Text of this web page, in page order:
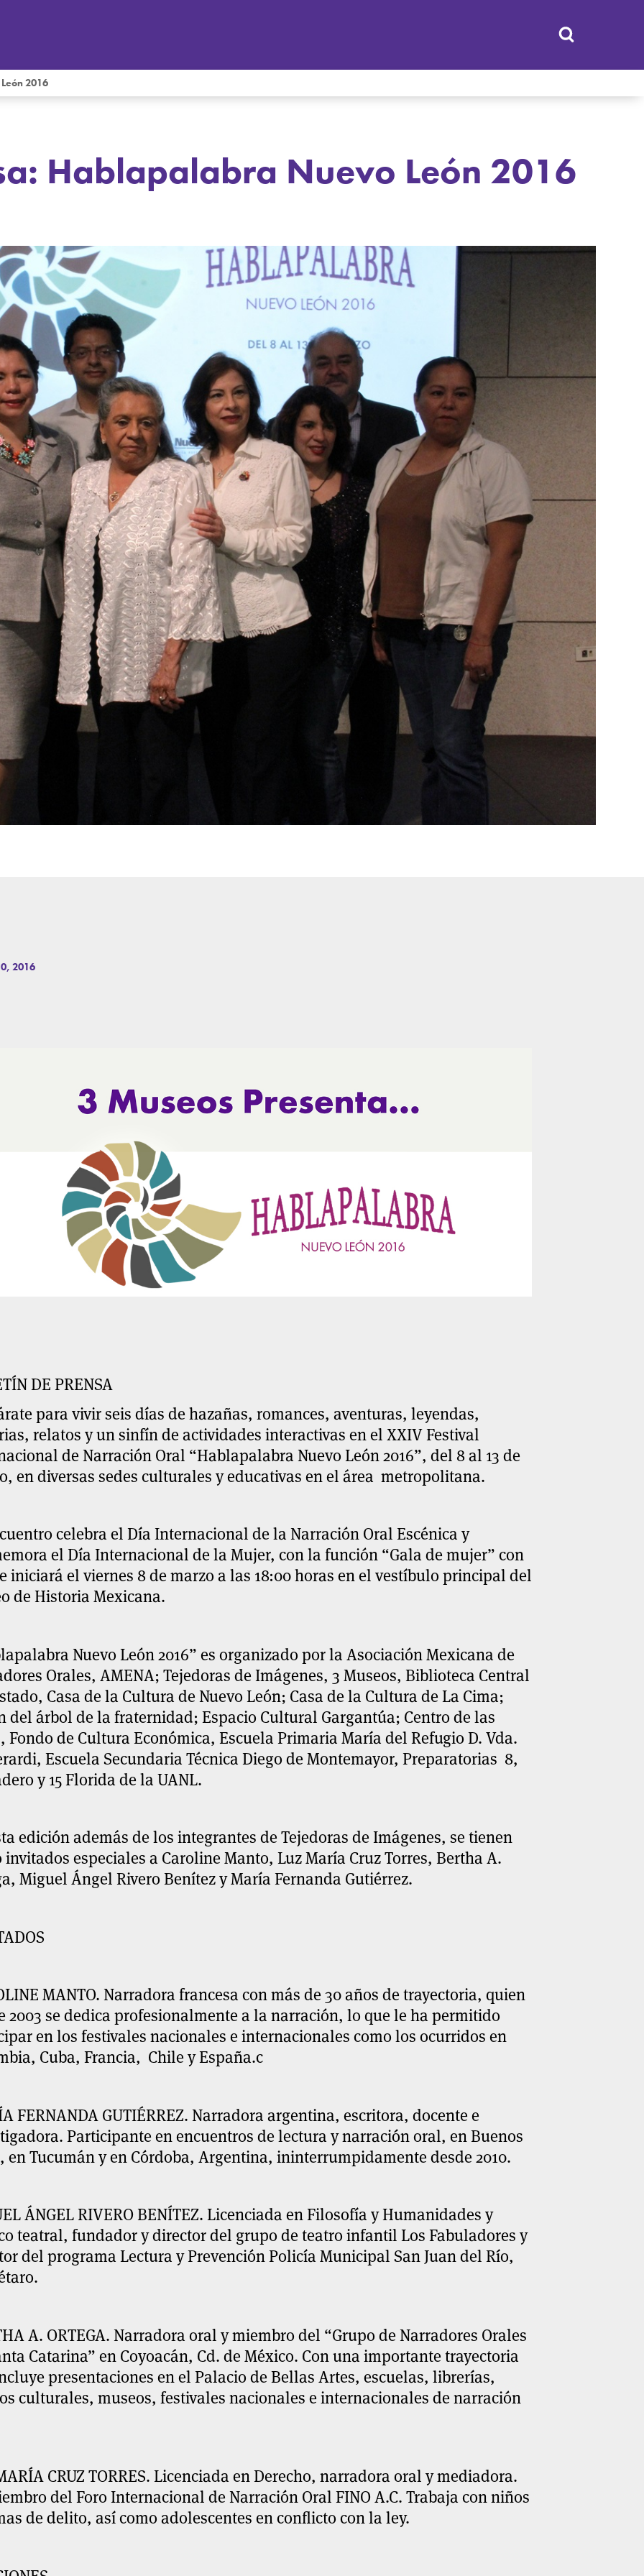
2016
Hablapalabra Nuevo León 2016
2016
DE PRENSA
para vivir seis días de hazañas, romances, aventuras, leyendas,
relatos y un sinfín de actividades interactivas en el XXIV Festival
de Narración Oral “Hablapalabra Nuevo León 2016”, del 8 al 13 de
en diversas sedes culturales y educativas en el área metropolitana.
celebra el Día Internacional de la Narración Oral Escénica y
el Día Internacional de la Mujer, con la función “Gala de mujer” con
iniciará el viernes 8 de marzo a las 18:00 horas en el vestíbulo principal del
de Historia Mexicana.
Nuevo León 2016” es organizado por la Asociación Mexicana de
Orales, AMENA; Tejedoras de Imágenes, 3 Museos, Biblioteca Central
Casa de la Cultura de Nuevo León; Casa de la Cultura de La Cima;
del árbol de la fraternidad; Espacio Cultural Gargantúa; Centro de las
Fondo de Cultura Económica, Escuela Primaria María del Refugio D. Vda.
Escuela Secundaria Técnica Diego de Montemayor, Preparatorias 8,
y 15 Florida de la UANL.
edición además de los integrantes de Tejedoras de Imágenes, se tienen
invitados especiales a Caroline Manto, Luz María Cruz Torres, Bertha A.
Miguel Ángel Rivero Benítez y María Fernanda Gutiérrez.
MANTO. Narradora francesa con más de 30 años de trayectoria, quien
2003 se dedica profesionalmente a la narración, lo que le ha permitido
en los festivales nacionales e internacionales como los ocurridos en
Cuba, Francia, Chile y España.c
FERNANDA GUTIÉRREZ. Narradora argentina, escritora, docente e
Participante en encuentros de lectura y narración oral, en Buenos
en Tucumán y en Córdoba, Argentina, ininterrumpidamente desde 2010.
ÁNGEL RIVERO BENÍTEZ. Licenciada en Filosofía y Humanidades y
teatral, fundador y director del grupo de teatro infantil Los Fabuladores y
del programa Lectura y Prevención Policía Municipal San Juan del Río,
A. ORTEGA. Narradora oral y miembro del “Grupo de Narradores Orales
Catarina” en Coyoacán, Cd. de México. Con una importante trayectoria
presentaciones en el Palacio de Bellas Artes, escuelas, librerías,
culturales, museos, festivales nacionales e internacionales de narración
CRUZ TORRES. Licenciada en Derecho, narradora oral y mediadora.
del Foro Internacional de Narración Oral FINO A.C. Trabaja con niños
de delito, así como adolescentes en conflicto con la ley.